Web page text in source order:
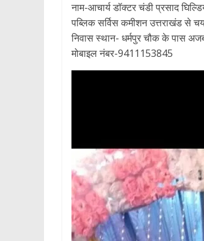
नाम-आचार्य डॉक्टर चंडी प्रसाद
पब्लिक सर्विस कमीशन उत्तराखंड से
निवास स्थान- धर्मपुर चौक के पास
मोबाइल नंबर-9411153845